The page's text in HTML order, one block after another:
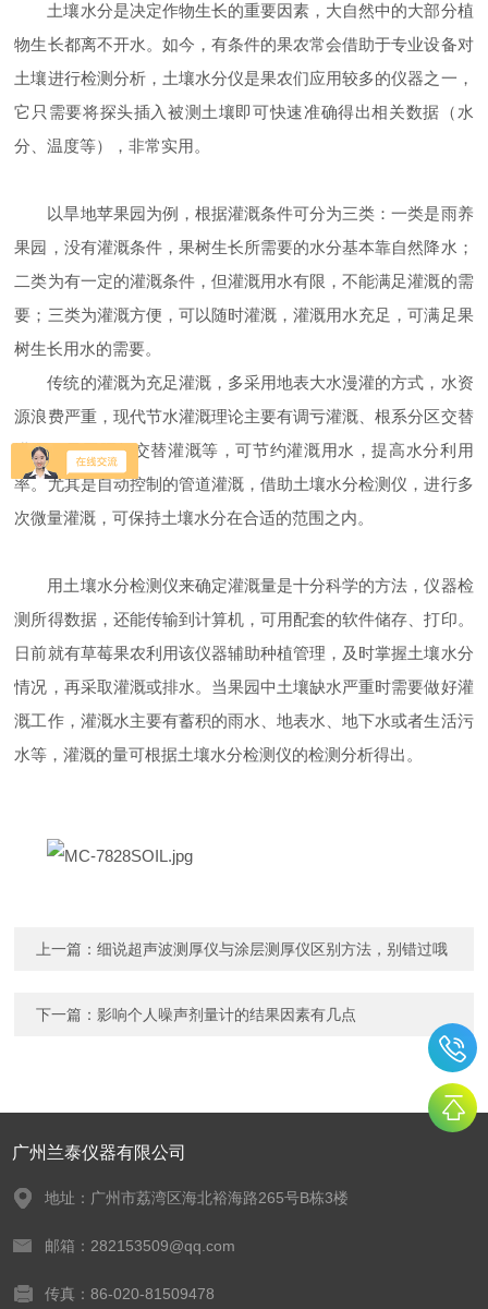
土壤水分是决定作物生长的重要因素，大自然中的大部分植
物生长都离不开水。如今，有条件的果农常会借助于专业设备对
土壤进行检测分析，土壤水分仪是果农们应用较多的仪器之一，
它只需要将探头插入被测土壤即可快速准确得出相关数据（水
分、温度等），非常实用。
以旱地苹果园为例，根据灌溉条件可分为三类：一类是雨养
果园，没有灌溉条件，果树生长所需要的水分基本靠自然降水；
二类为有一定的灌溉条件，但灌溉用水有限，不能满足灌溉的需
要；三类为灌溉方便，可以随时灌溉，灌溉用水充足，可满足果
树生长用水的需要。
传统的灌溉为充足灌溉，多采用地表大水漫灌的方式，水资
源浪费严重，现代节水灌溉理论主要有调亏灌溉、根系分区交替
灌溉、果园隔行交替灌溉等，可节约灌溉用水，提高水分利用
率。尤其是自动控制的管道灌溉，借助土壤水分检测仪，进行多
次微量灌溉，可保持土壤水分在合适的范围之内。
用土壤水分检测仪来确定灌溉量是十分科学的方法，仪器检
测所得数据，还能传输到计算机，可用配套的软件储存、打印。
日前就有草莓果农利用该仪器辅助种植管理，及时掌握土壤水分
情况，再采取灌溉或排水。当果园中土壤缺水严重时需要做好灌
溉工作，灌溉水主要有蓄积的雨水、地表水、地下水或者生活污
水等，灌溉的量可根据土壤水分检测仪的检测分析得出。
上一篇：细说超声波测厚仪与涂层测厚仪区别方法，别错过哦
下一篇：影响个人噪声剂量计的结果因素有几点
广州兰泰仪器有限公司
地址：广州市荔湾区海北裕海路265号B栋3楼
邮箱：282153509@qq.com
传真：86-020-81509478